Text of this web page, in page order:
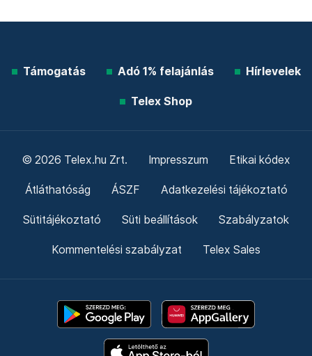
Támogatás Adó 1% felajánlás Hírlevelek
Telex Shop
© 2026 Telex.hu Zrt. Impresszum Etikai kódex
Átláthatóság ÁSZF Adatkezelési tájékoztató
Sütitájékoztató Süti beállítások Szabályzatok
Kommentelési szabályzat Telex Sales